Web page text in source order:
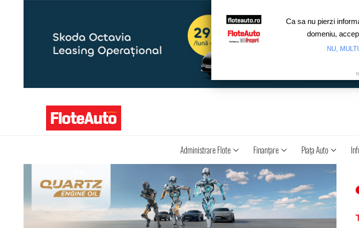
Administrare Flote Finanţare Piaţa Auto
Ca sa nu pierzi
domeniu,
NU,